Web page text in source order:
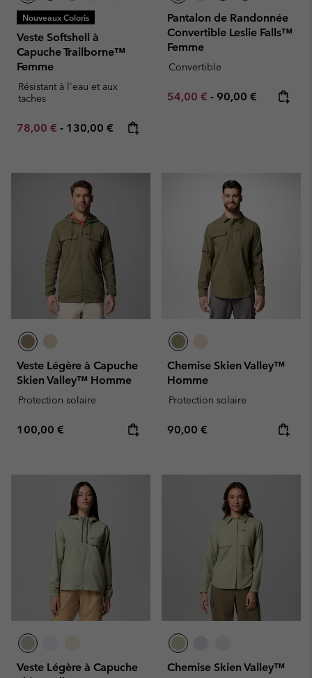
Nouveaux Coloris
Veste Softshell à
Capuche Trailborne™
Femme
Résistant à l'eau et aux
taches
Minimum sale price:
78,00 € - Maximum price:
130,00 €
Pantalon de Randonnée
Convertible Leslie Falls™
Femme
Convertible
Minimum sale price:
54,00 € - Maximum price:
90,00 €
Veste Légère à Capuche
Skien Valley™ Homme
Protection solaire
Regular price:
100,00 €
Chemise Skien Valley™
Homme
Protection solaire
Regular price:
90,00 €
Veste Légère à Capuche
Chemise Skien Valley™